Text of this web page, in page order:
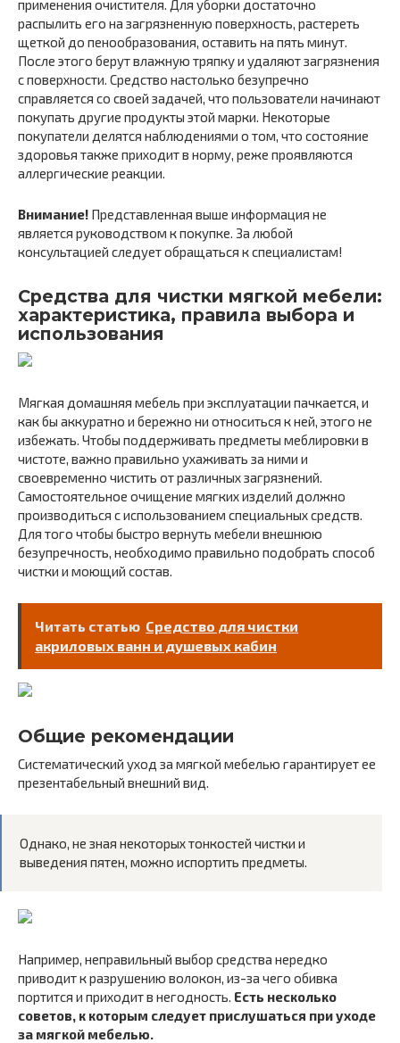
применения очистителя. Для уборки достаточно
распылить его на загрязненную поверхность, растереть
щеткой до пенообразования, оставить на пять минут.
После этого берут влажную тряпку и удаляют загрязнения
с поверхности. Средство настолько безупречно
справляется со своей задачей, что пользователи начинают
покупать другие продукты этой марки. Некоторые
покупатели делятся наблюдениями о том, что состояние
здоровья также приходит в норму, реже проявляются
аллергические реакции.
Внимание! Представленная выше информация не
является руководством к покупке. За любой
консультацией следует обращаться к специалистам!
Средства для чистки мягкой мебели:
характеристика, правила выбора и
использования
Мягкая домашняя мебель при эксплуатации пачкается, и
как бы аккуратно и бережно ни относиться к ней, этого не
избежать. Чтобы поддерживать предметы меблировки в
чистоте, важно правильно ухаживать за ними и
своевременно чистить от различных загрязнений.
Самостоятельное очищение мягких изделий должно
производиться с использованием специальных средств.
Для того чтобы быстро вернуть мебели внешнюю
безупречность, необходимо правильно подобрать способ
чистки и моющий состав.
Читать статью Средство для чистки
акриловых ванн и душевых кабин
Общие рекомендации
Систематический уход за мягкой мебелью гарантирует ее
презентабельный внешний вид.
Однако, не зная некоторых тонкостей чистки и
выведения пятен, можно испортить предметы.
Например, неправильный выбор средства нередко
приводит к разрушению волокон, из-за чего обивка
портится и приходит в негодность. Есть несколько
советов, к которым следует прислушаться при уходе
за мягкой мебелью.